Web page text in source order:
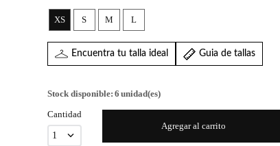
XS S M L
Encuentra tu talla ideal Guia de tallas
Stock disponible: 6 unidad(es)
Cantidad
1
Agregar al carrito